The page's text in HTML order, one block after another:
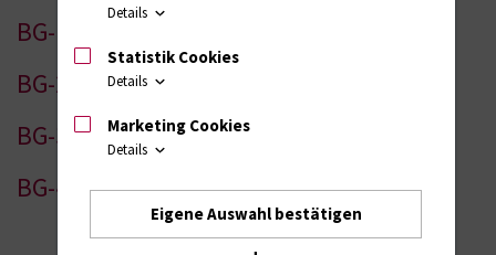
BG-1
BG-2
BG-3
BG-4
Details
Statistik Cookies
Details
Marketing Cookies
Details
Eigene Auswahl bestätigen